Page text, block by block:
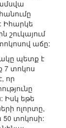
Իհարկե
շուկայում
աճը:
պետք է
7 տոկոս
որ
Իսկ եթե
ոլորտը,
տոկոսի: